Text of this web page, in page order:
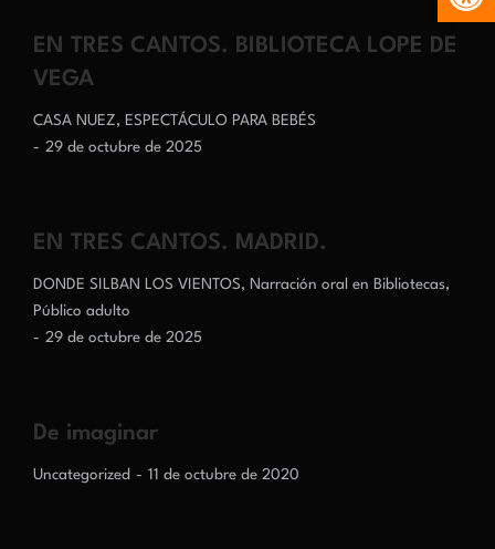
EN TRES CANTOS. BIBLIOTECA LOPE DE
VEGA
CASA NUEZ, ESPECTÁCULO PARA BEBÉS
29 de octubre de 2025
EN TRES CANTOS. MADRID.
DONDE SILBAN LOS VIENTOS, Narración oral en Bibliotecas,
Público adulto
29 de octubre de 2025
De imaginar
Uncategorized 11 de octubre de 2020